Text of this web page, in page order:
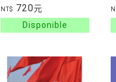
VILLES ET VIOLENCE
NT$ 720元
-